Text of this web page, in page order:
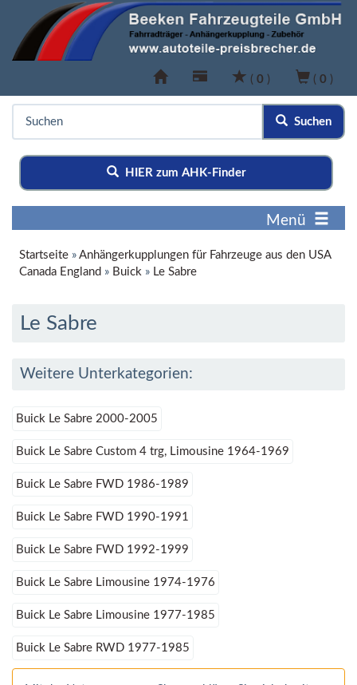
( 0 ) ( 0 )
Suchen
HIER zum AHK-Finder
Menü
Startseite » Anhängerkupplungen für Fahrzeuge aus den USA
Canada England » Buick » Le Sabre
Le Sabre
Weitere Unterkategorien:
Buick Le Sabre 2000-2005
Buick Le Sabre Custom 4 trg, Limousine 1964-1969
Buick Le Sabre FWD 1986-1989
Buick Le Sabre FWD 1990-1991
Buick Le Sabre FWD 1992-1999
Buick Le Sabre Limousine 1974-1976
Buick Le Sabre Limousine 1977-1985
Buick Le Sabre RWD 1977-1985